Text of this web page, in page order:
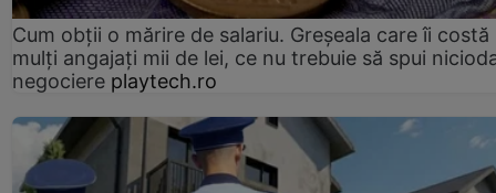
Cum obții o mărire de salariu. Greșeala care îi costă
mulți angajați mii de lei, ce nu trebuie să spui
negociere playtech.ro